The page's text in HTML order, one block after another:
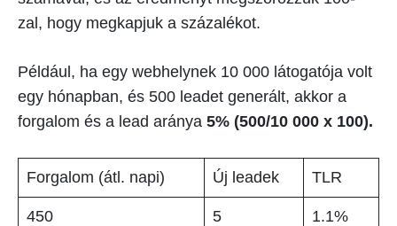
zal, hogy megkapjuk a százalékot.
Például, ha egy webhelynek 10 000 látogatója volt
egy hónapban, és 500 leadet generált, akkor a
forgalom és a lead aránya 5% (500/10 000 x 100).
Forgalom (átl. napi) Új leadek TLR
450 5 1.1%